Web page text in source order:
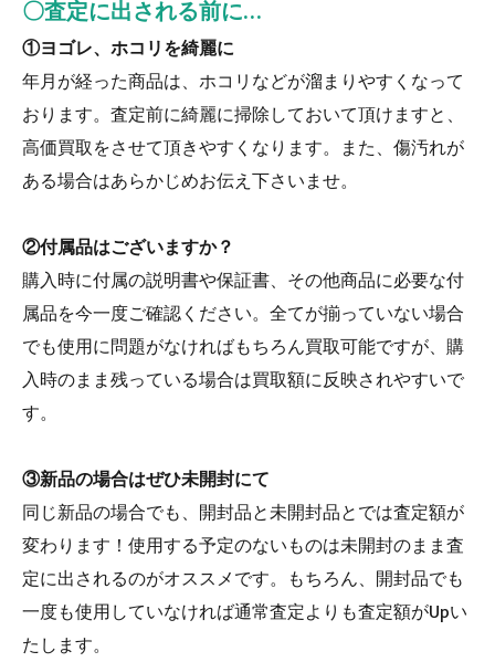
〇査定に出される前に…
①ヨゴレ、ホコリを綺麗に
年月が経った商品は、ホコリなどが溜まりやすくなって
おります。査定前に綺麗に掃除しておいて頂けますと、
高価買取をさせて頂きやすくなります。また、傷汚れが
ある場合はあらかじめお伝え下さいませ。
②付属品はございますか？
購入時に付属の説明書や保証書、その他商品に必要な付
属品を今一度ご確認ください。全てが揃っていない場合
でも使用に問題がなければもちろん買取可能ですが、購
入時のまま残っている場合は買取額に反映されやすいで
す。
③新品の場合はぜひ未開封にて
同じ新品の場合でも、開封品と未開封品とでは査定額が
変わります！使用する予定のないものは未開封のまま査
定に出されるのがオススメです。もちろん、開封品でも
一度も使用していなければ通常査定よりも査定額がUpい
たします。